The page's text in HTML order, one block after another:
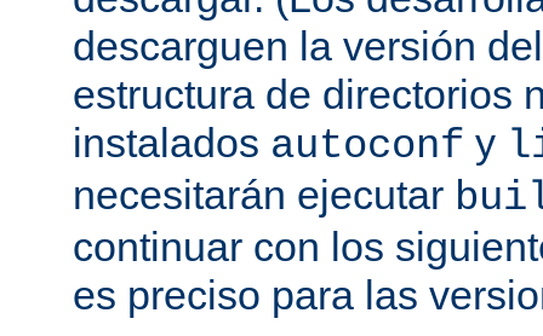
descarguen la versión
estructura de directorios
instalados autoconf y
necesitarán ejecutar
continuar con los
es preciso para las